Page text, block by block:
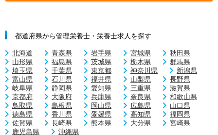
都道府県から管理栄養士・栄養士求人を探す
北海道 青森県 岩手県 宮城県
秋田県
山形県
福島県 茨城県 栃木県
群馬県
埼玉県
千葉県 東京都 神奈川県
新潟県
富山県
石川県 福井県 山梨県
長野県
岐阜県
静岡県 愛知県 三重県
滋賀県
京都府
大阪府 兵庫県 奈良県
和歌山県
鳥取県
島根県 岡山県 広島県
山口県
徳島県
香川県 愛媛県 高知県
福岡県
佐賀県
長崎県 熊本県 大分県
宮崎県
鹿児島県
沖縄県